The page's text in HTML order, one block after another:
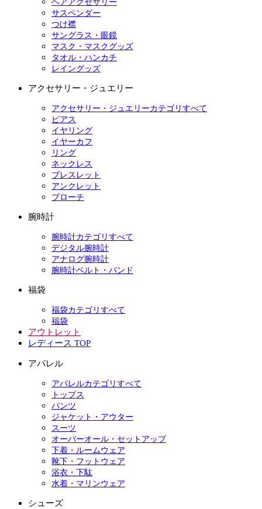
ヘアアクセサリー
サスペンダー
つけ襟
サングラス・眼鏡
マスク・マスクグッズ
タオル・ハンカチ
レイングッズ
アクセサリー・ジュエリー
アクセサリー・ジュエリーカテゴリすべて
ピアス
イヤリング
イヤーカフ
リング
ネックレス
ブレスレット
アンクレット
ブローチ
腕時計
腕時計カテゴリすべて
デジタル腕時計
アナログ腕時計
腕時計ベルト・バンド
福袋
福袋カテゴリすべて
福袋
アウトレット
レディース TOP
アパレル
アパレルカテゴリすべて
トップス
パンツ
ジャケット・アウター
スーツ
オーバーオール・セットアップ
下着・ルームウェア
靴下・フットウェア
浴衣・下駄
水着・マリンウェア
シューズ